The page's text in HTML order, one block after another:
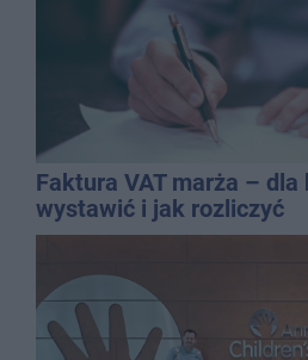
Faktura VAT marża – dla
wystawić i jak rozliczyć